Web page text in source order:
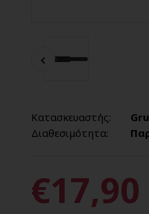
Κατασκευαστής:
Διαθεσιμότητα:
€17,90